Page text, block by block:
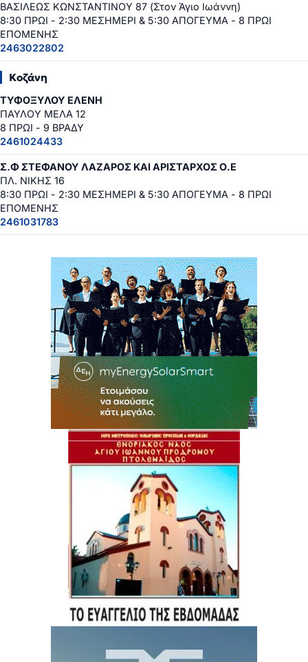
ΒΑΣΙΛΕΩΣ ΚΩΝΣΤΑΝΤΙΝΟΥ 87 (Στον Άγιο Ιωάννη)
8:30 ΠΡΩΙ - 2:30 ΜΕΣΗΜΕΡΙ & 5:30 ΑΠΟΓΕΥΜΑ - 8 ΠΡΩΙ
ΕΠΟΜΕΝΗΣ
2463022802
Κοζάνη
ΤΥΦΟΞΥΛΟΥ ΕΛΕΝΗ
ΠΑΥΛΟΥ ΜΕΛΑ 12
8 ΠΡΩΙ - 9 ΒΡΑΔΥ
2461024433
Σ.Φ ΣΤΕΦΑΝΟΥ ΛΑΖΑΡΟΣ ΚΑΙ ΑΡΙΣΤΑΡΧΟΣ Ο.Ε
ΠΛ. ΝΙΚΗΣ 16
8:30 ΠΡΩΙ - 2:30 ΜΕΣΗΜΕΡΙ & 5:30 ΑΠΟΓΕΥΜΑ - 8 ΠΡΩΙ
ΕΠΟΜΕΝΗΣ
2461031783